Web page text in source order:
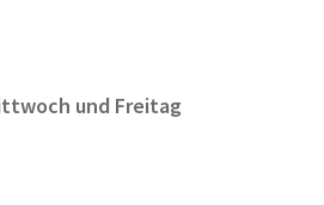
und Freitag